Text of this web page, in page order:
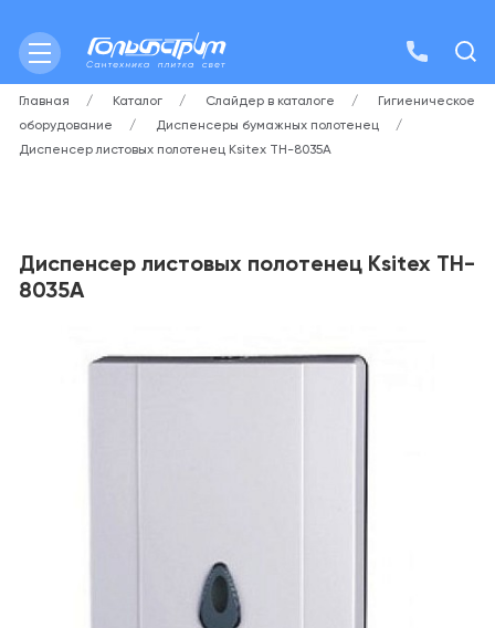
Главная Каталог Слайдер в каталоге
Гигиеническое
оборудование
Диспенсеры бумажных полотенец
Диспенсер листовых полотенец Ksitex TH-8035A
Диспенсер листовых полотенец Ksitex TH-
8035A